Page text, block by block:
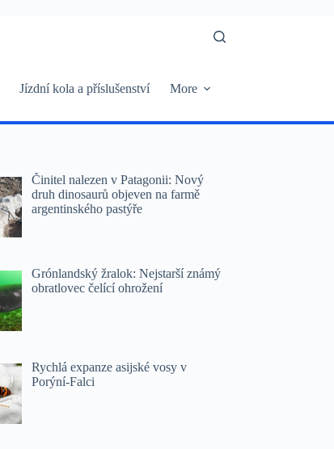
Jízdní kola a příslušenství More
Činitel nalezen v Patagonii: Nový
druh dinosaurů objeven na farmě
argentinského pastýře
Grónlandský žralok: Nejstarší známý
obratlovec čelící ohrožení
Rychlá expanze asijské vosy v
Porýní-Falci